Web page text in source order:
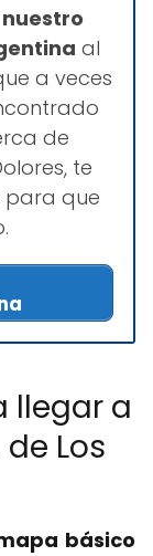
nuestro
al
a veces
de
te
para que
llegar a
Los
básico